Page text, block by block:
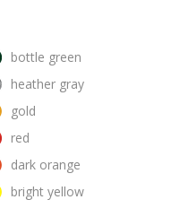
bottle green
heather gray
gold
red
dark orange
bright yellow